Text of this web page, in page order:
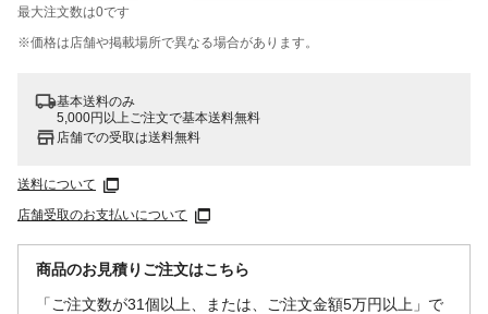
最大注文数は0です
※価格は​店舗や​掲載場所で​異なる​場合が​あります。
基本送料のみ
5,000円以上ご注文で基本送料無料
店舗での受取は送料無料
送料について
店舗受取のお支払いについて
商品のお見積りご注文はこちら
「ご注文数が31個以上、または、ご注文金額5万円以上」で